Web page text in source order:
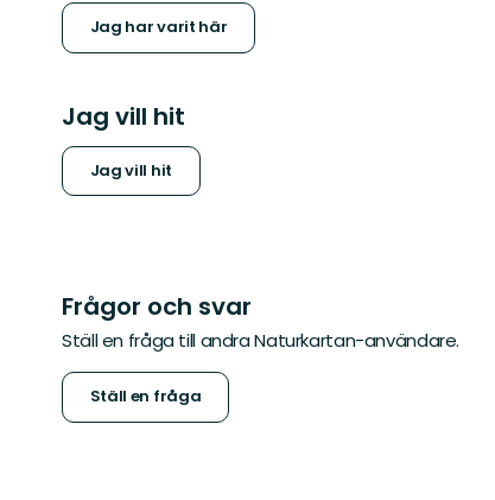
Jag har varit här
Jag vill hit
Jag vill hit
Frågor och svar
Ställ en fråga till andra Naturkartan-användare.
Ställ en fråga